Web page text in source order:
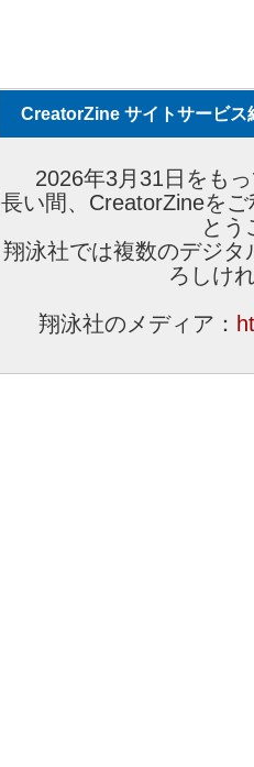
CreatorZine サイトサービス
2026年3月31日をも
長い間、CreatorZineを
とう
翔泳社では複数のデジ
ろしけ
翔泳社のメディア：